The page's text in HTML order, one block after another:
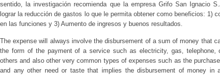
sentido, la investigación recomienda que la empresa Grifo San Ignacio
lograr la reducción de gastos lo que le permita obtener como beneficios: 1)
en las funciones y 3) Aumento de ingresos y buenos resultados.
The expense will always involve the disbursement of a sum of money that
the form of the payment of a service such as electricity, gas, telephone,
others and also other very common types of expenses such as the
and any other need or taste that implies the disbursement of money